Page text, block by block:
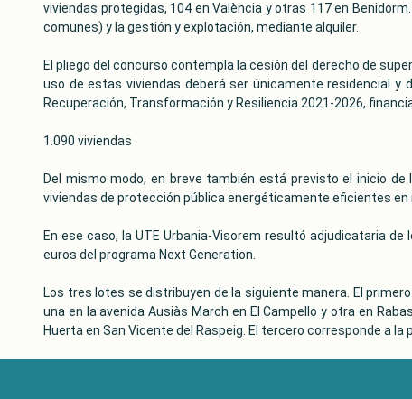
viviendas protegidas, 104 en València y otras 117 en
comunes) y la gestión y explotación, mediante alquiler.
El pliego del concurso contempla la cesión del derecho de
uso de estas viviendas deberá ser únicamente residencial y
Recuperación, Transformación y Resiliencia 2021-2026,
1.090 viviendas
Del mismo modo, en breve también está previsto el inicio
viviendas de protección pública energéticamente eficientes en
En ese caso, la UTE Urbania-Visorem resultó adjudicataria
euros del programa Next Generation.
Los tres lotes se distribuyen de la siguiente manera. El
una en la avenida Ausiàs March en El Campello y otra en
Huerta en San Vicente del Raspeig. El tercero corresponde a la